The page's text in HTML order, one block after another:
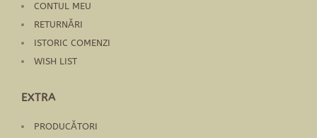
CONTUL MEU
RETURNĂRI
ISTORIC COMENZI
WISH LIST
EXTRA
PRODUCĂTORI